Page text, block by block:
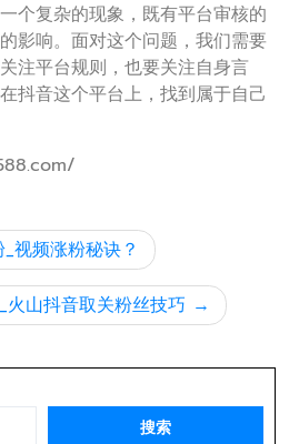
个复杂的现象，既有平台审核的
影响。面对这个问题，我们需要
注平台规则，也要关注自身言
抖音这个平台上，找到属于自己
视频涨粉秘诀？
山抖音取关粉丝技巧
搜索